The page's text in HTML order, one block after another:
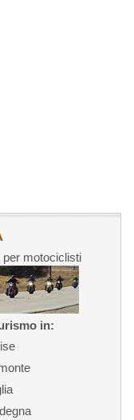
per motociclisti
in: